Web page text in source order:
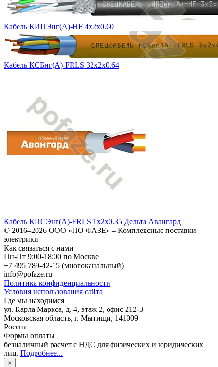
Кабель КИПЭнг(А)-HF 4х2х0.60
Кабель КСБнг(А)-FRLS 32х2х0.64
Кабель КПСЭнг(А)-FRLS 1х2х0.35 Дельта Авангард
© 2016–2026 ООО «ПО ФАЗЕ» – Комплексные поставки
электрики
Как связаться с нами
Пн-Пт 9:00-18:00 по Москве
+7 495 789-42-15 (многоканальный)
info@pofaze.ru
Политика конфиденциальности
Условия использования сайта
Где мы находимся
ул. Карла Маркса, д. 4, этаж 2, офис 212-3
Московская область, г. Мытищи, 141009
Россия
Формы оплаты
безналичный расчет с НДС для физических и юридических
лиц. Подробнее...
×